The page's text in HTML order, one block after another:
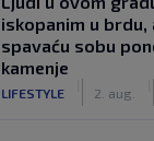
iskopanim u brdu,
spavaću sobu
kamenje
LIFESTYLE 2. aug.